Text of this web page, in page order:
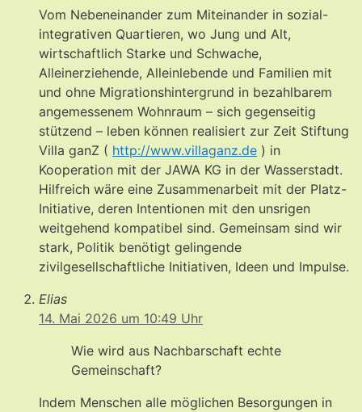
Vom Nebeneinander zum Miteinander in sozial-
integrativen Quartieren, wo Jung und Alt,
wirtschaftlich Starke und Schwache,
Alleinerziehende, Alleinlebende und Familien mit
und ohne Migrationshintergrund in bezahlbarem
angemessenem Wohnraum – sich gegenseitig
stützend – leben können realisiert zur Zeit Stiftung
Villa ganZ ( http://www.villaganz.de ) in
Kooperation mit der JAWA KG in der Wasserstadt.
Hilfreich wäre eine Zusammenarbeit mit der Platz-
Initiative, deren Intentionen mit den unsrigen
weitgehend kompatibel sind. Gemeinsam sind wir
stark, Politik benötigt gelingende
zivilgesellschaftliche Initiativen, Ideen und Impulse.
Elias
14. Mai 2026 um 10:49 Uhr
Wie wird aus Nachbarschaft echte
Gemeinschaft?
Indem Menschen alle möglichen Besorgungen in